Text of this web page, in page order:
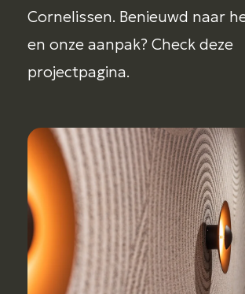
Cornelissen. Benieuwd naar
en onze aanpak? Check deze
projectpagina.